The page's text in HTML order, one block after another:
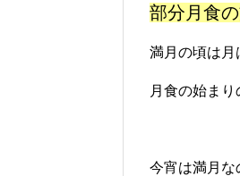
部分月食
満月の頃は月
月食の始ま
今宵は満月な